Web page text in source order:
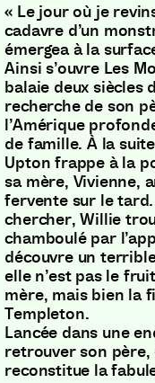
« Le jour où je
cadavre d’un
émergea à la
Ainsi s’ouvre Les
balaie deux siècles
recherche de son
l’Amérique
de famille. À la
Upton frappe à la
sa mère, Vivienne,
fervente sur le
chercher, Willie
chamboulé par
découvre un
elle n’est pas le
mère, mais bien la
Templeton.
Lancée dans une
retrouver son
reconstitue la